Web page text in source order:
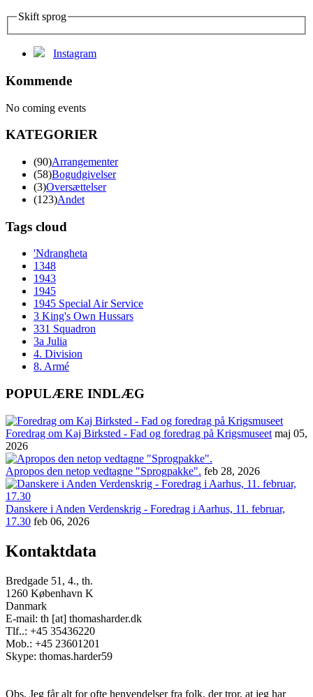
Skift sprog
Instagram
Kommende
No coming events
KATEGORIER
(90)Arrangementer
(58)Bogudgivelser
(3)Oversættelser
(123)Andet
Tags cloud
'Ndrangheta
1348
1943
1945
1945 Special Air Service
3 King's Own Hussars
331 Squadron
3a Julia
4. Division
8. Armé
POPULÆRE INDLÆG
Foredrag om Kaj Birksted - Fad og foredrag på Krigsmuseet maj 05,
2026
Apropos den netop vedtagne "Sprogpakke". feb 28, 2026
Danskere i Anden Verdenskrig - Foredrag i Aarhus, 11. februar,
17.30 feb 06, 2026
Kontaktdata
Bredgade 51, 4., th.
1260 København K
Danmark
E-mail: th [at] thomasharder.dk
Tlf..: +45 35436220
Mob.: +45 23601201
Skype: thomas.harder59
Obs. Jeg får alt for ofte henvendelser fra folk, der tror, at jeg har